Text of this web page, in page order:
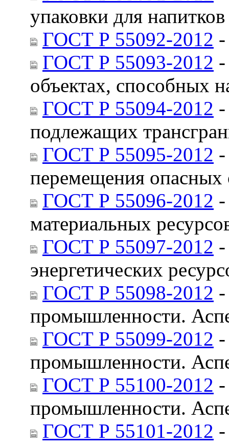
упаковки для напитков
ГОСТ Р 55092-2012
ГОСТ Р 55093-2012
объектах, способных
ГОСТ Р 55094-2012
подлежащих
ГОСТ Р 55095-2012
перемещения опасных
ГОСТ Р 55096-2012
материальных
ГОСТ Р 55097-2012
энергетических
ГОСТ Р 55098-2012
промышленности.
ГОСТ Р 55099-2012
промышленности.
ГОСТ Р 55100-2012
промышленности.
ГОСТ Р 55101-2012